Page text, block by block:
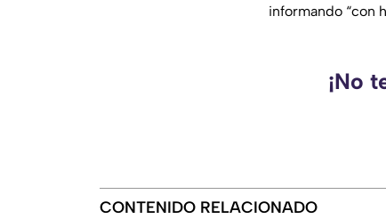
informando “con
¡No
CONTENIDO RELACIONADO